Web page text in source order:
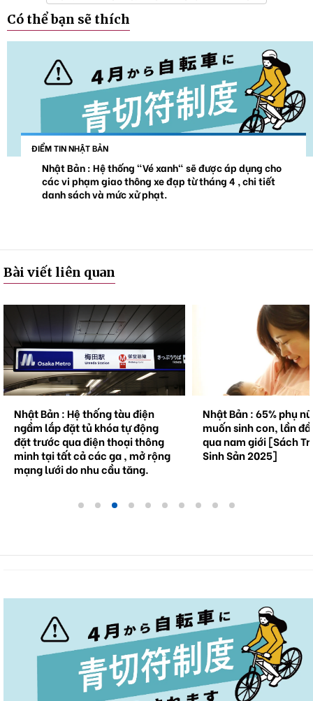
Có thể bạn sẽ thích
ĐIỂM TIN NHẬT BẢN
Nhật Bản : Hệ thống "Vé xanh" sẽ được áp dụng cho
các vi phạm giao thông xe đạp từ tháng 4 , chi tiết
danh sách và mức xử phạt.
Bài viết liên quan
Nhật Bản : Hệ thống tàu điện
ngầm lắp đặt tủ khóa tự động
đặt trước qua điện thoại thông
minh tại tất cả các ga , mở rộng
mạng lưới do nhu cầu tăng.
Nhật Bản : 65% phụ
muốn sinh con, lần
qua nam giới [Sách
Sinh Sản 2025]